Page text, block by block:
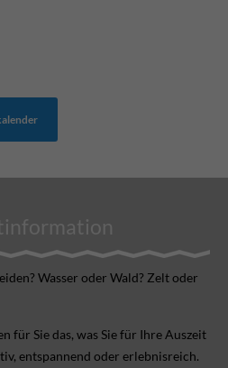
Wasser oder Wald? Zelt oder
für Sie das, was Sie für Ihre Aus­zeit
ent­spannend oder erlebnis­reich.